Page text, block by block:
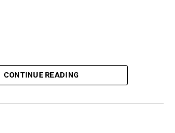
CONTINUE READING